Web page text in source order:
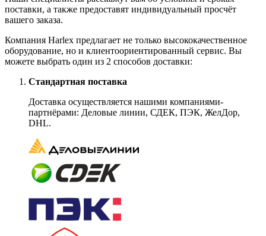
поставки, а также предоставят индивидуальный просчёт
вашего заказа.
Компания Harlex предлагает не только высококачественное
оборудование, но и клиентоориентированный сервис. Вы
можете выбрать один из 2 способов доставки:
Стандартная поставка
Доставка осуществляется нашими компаниями-
партнёрами: Деловые линии, СДЕК, ПЭК, ЖелДор,
DHL.